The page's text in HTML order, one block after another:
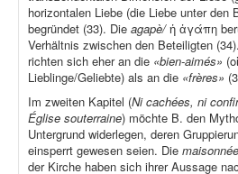
horizontalen Liebe (die Liebe unter den
begründet (33). Die agapè/ἡ ἀγάπη
Verhältnis zwischen den Beteiligten
richten sich eher an die «bien-aimés»
Lieblinge/Geliebte) als an die «frères»
Im zweiten Kapitel (Ni cachées, ni
Église souterraine) möchte B. den
Untergrund widerlegen, deren
einsperrt gewesen seien. Die
der Kirche haben sich ihrer Aussage